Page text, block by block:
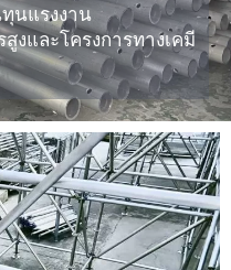
นแรงงาน
งและโครงการทางเคมี